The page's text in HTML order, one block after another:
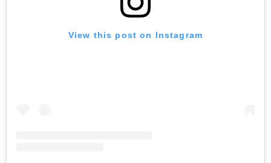
View this post on Instagram